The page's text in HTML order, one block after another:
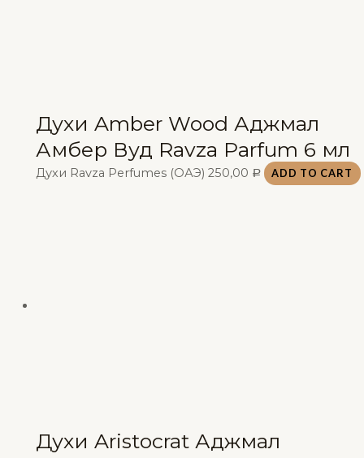
Духи Amber Wood Аджмал
Амбер Вуд Ravza Parfum 6 мл
Духи Ravza Perfumes (ОАЭ) 250,00 Р ADD TO CART
Духи Aristocrat Аджмал